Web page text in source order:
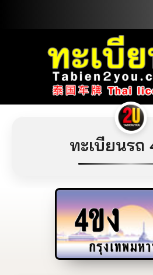
ทะเบียนรถ
4ขง
กรุงเทพมห